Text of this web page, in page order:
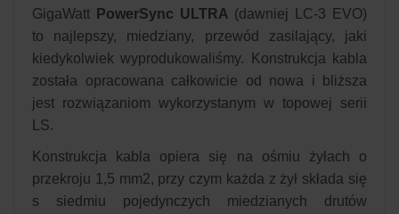
GigaWatt PowerSync ULTRA (dawniej LC-3 EVO)
to najlepszy, miedziany, przewód zasilający, jaki
kiedykolwiek wyprodukowaliśmy. Konstrukcja kabla
została opracowana całkowicie od nowa i bliższa
jest rozwiązaniom wykorzystanym w topowej serii
LS.
Konstrukcja kabla opiera się na ośmiu żyłach o
przekroju 1,5 mm2, przy czym każda z żył składa się
s siedmiu pojedynczych miedzianych drutów